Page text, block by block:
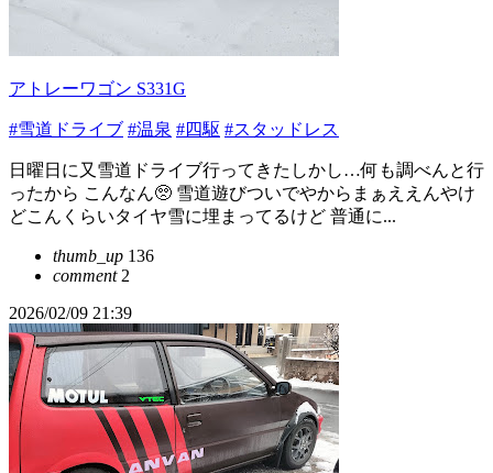
アトレーワゴン S331G
#雪道ドライブ #温泉 #四駆 #スタッドレス
日曜日に又雪道ドライブ行ってきたしかし…何も調べんと行
ったから こんなん🥺 雪道遊びついでやからまぁええんやけ
どこんくらいタイヤ雪に埋まってるけど 普通に...
thumb_up 136
comment2
2026/02/09 21:39